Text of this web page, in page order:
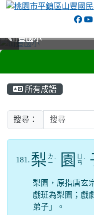
山豐國小
山豐國小
山豐國小
山豐國小
所有成語
搜尋：
181. 梨 ㄌ
ㄧ ˊ 園
ㄢ ˊ
梨園，原指唐玄
戲班為梨園；戲
弟子」。